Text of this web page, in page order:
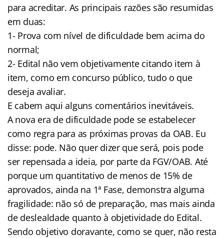
para acreditar. As principais razões são resumidas
em duas:
1- Prova com nível de dificuldade bem acima do
normal;
2- Edital não vem objetivamente citando item à
item, como em concurso público, tudo o que
deseja avaliar.
E cabem aqui alguns comentários inevitáveis.
A nova era de dificuldade pode se estabelecer
como regra para as próximas provas da OAB. Eu
disse: pode. Não quer dizer que será, pois pode
ser repensada a ideia, por parte da FGV/OAB. Até
porque um quantitativo de menos de 15% de
aprovados, ainda na 1ª Fase, demonstra alguma
fragilidade: não só de preparação, mas mais ainda
de deslealdade quanto à objetividade do Edital.
Sendo objetivo doravante, como se quer, não resta